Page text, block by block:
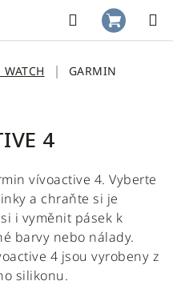
Hledat
KOŠÍK
GARMIN
4
vívoactive 4. Vyberte
a chraňte si je
i vyměnit pásek k
barvy nebo nálady.
4 jsou vyrobeny z
silikonu.